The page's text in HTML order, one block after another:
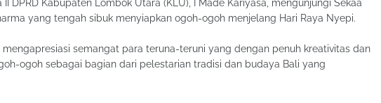
II DPRD Kabupaten Lombok Utara (KLU), I Made Kariyasa, mengunjungi Sekaa
yang tengah sibuk menyiapkan ogoh-ogoh menjelang Hari Raya Nyepi.
mengapresiasi semangat para teruna-teruni yang dengan penuh kreativitas dan
ogoh sebagai bagian dari pelestarian tradisi dan budaya Bali yang